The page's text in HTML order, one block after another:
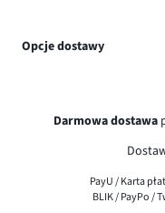
Opcje dostawy
Darmowa dostawa
PayU / Karta
BLIK / PayPo /